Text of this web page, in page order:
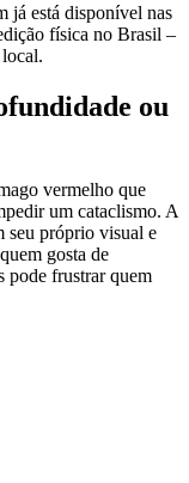
já está disponível nas
física no Brasil –
ou
vermelho que
um cataclismo. A
seu próprio visual e
gosta de
pode frustrar quem